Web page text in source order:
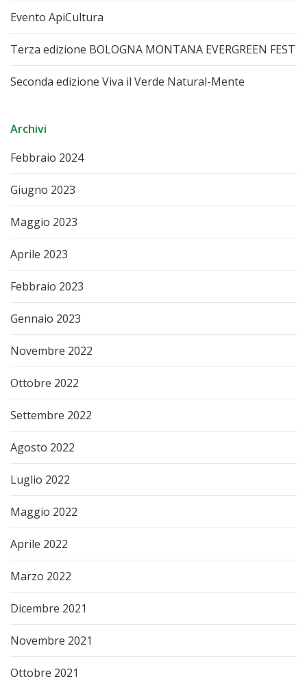
Evento ApiCultura
Terza edizione BOLOGNA MONTANA EVERGREEN FEST
Seconda edizione Viva il Verde Natural-Mente
Archivi
Febbraio 2024
Giugno 2023
Maggio 2023
Aprile 2023
Febbraio 2023
Gennaio 2023
Novembre 2022
Ottobre 2022
Settembre 2022
Agosto 2022
Luglio 2022
Maggio 2022
Aprile 2022
Marzo 2022
Dicembre 2021
Novembre 2021
Ottobre 2021